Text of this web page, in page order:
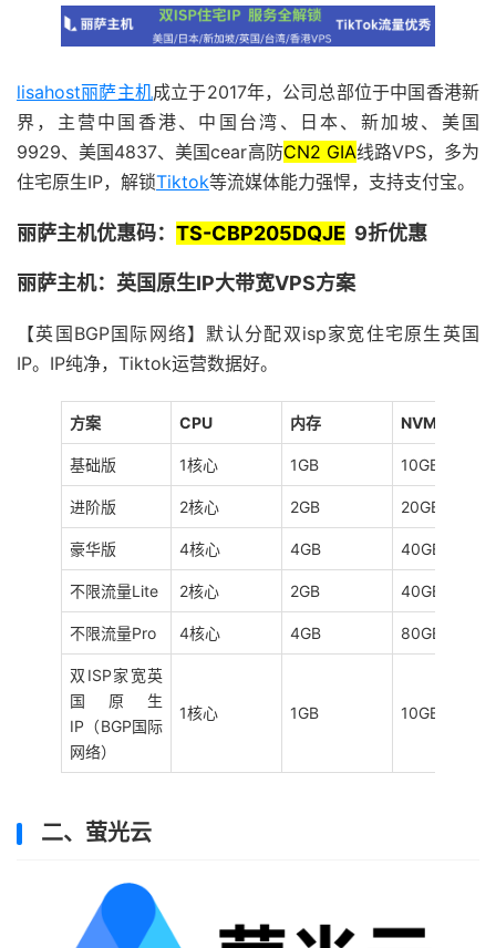
lisahost丽萨主机成立于2017年，公司总部位于中国香港新
界，主营中国香港、中国台湾、日本、新加坡、美国
9929、美国4837、美国cear高防CN2 GIA线路VPS，多为
住宅原生IP，解锁Tiktok等流媒体能力强悍，支持支付宝。
丽萨主机优惠码： TS-CBP205DQJE 9折优惠
丽萨主机：英国原生IP大带宽VPS方案
【英国BGP国际网络】默认分配双isp家宽住宅原生英国
IP。IP纯净，Tiktok运营数据好。
方案 CPU 内存 NVMe
基础版 1核心 1GB 10GB
进阶版 2核心 2GB 20GB
豪华版 4核心 4GB 40GB
不限流量Lite 2核心 2GB 40GB
不限流量Pro 4核心 4GB 80GB
双ISP家宽英
国原生
IP（BGP国际
网络）
1核心 1GB 10GB NVMe
二、萤光云